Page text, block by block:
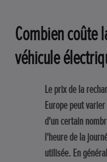
Combien coûte
véhicule
Le prix de la
Europe peut
d'un certain
l'heure de la
utilisée. En